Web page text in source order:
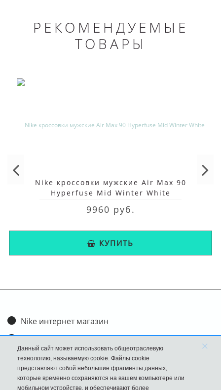
РЕКОМЕНДУЕМЫЕ
ТОВАРЫ
Nike кроссовки мужские Air Max 90
Hyperfuse Mid Winter White
9960 руб.
КУПИТЬ
Nike интернет магазин
Доставка и оплата
Обмен и возврат
Размеры
Данный сайт может использовать общеотраслевую
технологию, называемую cookie. Файлы cookie
представляют собой небольшие фрагменты данных,
которые временно сохраняются на вашем компьютере или
мобильном устройстве, и обеспечивают более
×